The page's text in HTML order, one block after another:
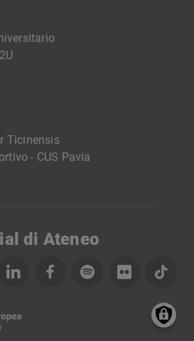
di Ateneo
Ticinensis
- CUS Pavia